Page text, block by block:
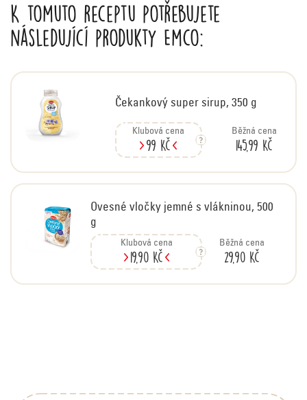
K tomuto receptu potřebujete
následující produkty Emco:
Čekankový super sirup, 350 g
Klubová cena
99 Kč
Běžná cena
145,99 Kč
Ovesné vločky jemné s vlákninou, 500
g
Klubová cena
19,90 Kč
Běžná cena
29,90 Kč